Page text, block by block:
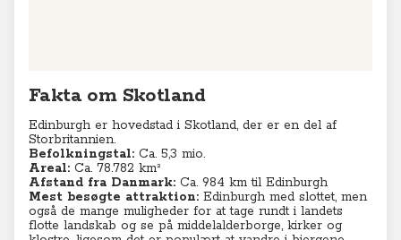
Fakta om Skotland
Edinburgh er hovedstad i Skotland, der er en del af
Storbritannien.
Befolkningstal: Ca. 5,3 mio.
Areal: Ca. 78.782 km²
Afstand fra Danmark: Ca. 984 km til Edinburgh
Mest besøgte attraktion: Edinburgh med slottet, men
også de mange muligheder for at tage rundt i landets
flotte landskab og se på middelalderborge, kirker og